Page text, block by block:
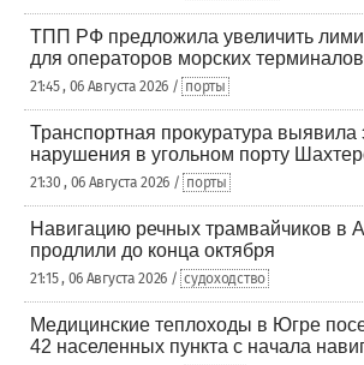
ТПП РФ предложила увеличить
для операторов морских
21:45 , 06 Августа 2026 / порты
Транспортная прокуратура выявила
нарушения в угольном порту
21:30 , 06 Августа 2026 / порты
Навигацию речных трамвайчиков в
продлили до конца октября
21:15 , 06 Августа 2026 / судоходство
Медицинские теплоходы в Югре
42 населенных пункта с начала